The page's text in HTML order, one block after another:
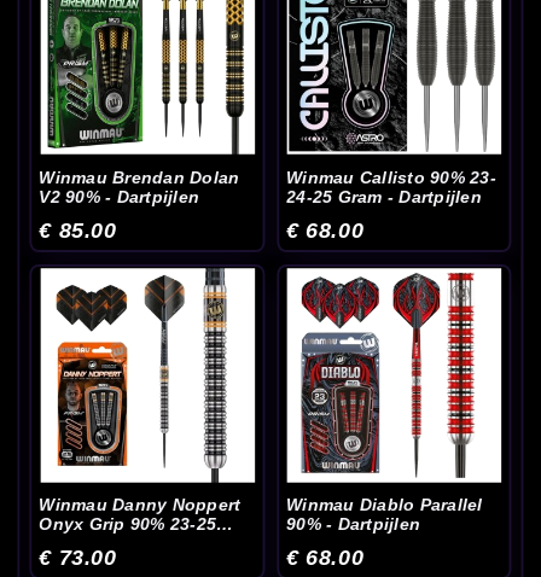
Winmau Brendan Dolan
V2 90% - Dartpijlen
€ 85.00
Winmau Callisto 90% 23-
24-25 Gram - Dartpijlen
€ 68.00
Winmau Danny Noppert
Onyx Grip 90% 23-25
€ 73.00
Winmau Diablo Parallel
90% - Dartpijlen
€ 68.00